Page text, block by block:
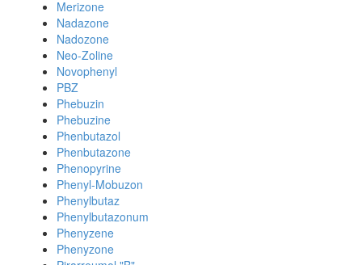
Merizone
Nadazone
Nadozone
Neo-Zoline
Novophenyl
PBZ
Phebuzin
Phebuzine
Phenbutazol
Phenbutazone
Phenopyrine
Phenyl-Mobuzon
Phenylbutaz
Phenylbutazonum
Phenyzene
Phenyzone